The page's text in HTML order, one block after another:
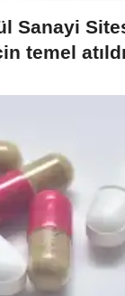
Sanayi
temel atıldı